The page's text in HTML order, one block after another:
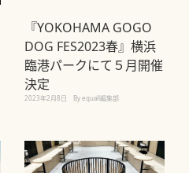
『YOKOHAMA GOGO
DOG FES2023春』横浜
臨港パークにて５月開催
決定
2023年2月8日 By equall編集部